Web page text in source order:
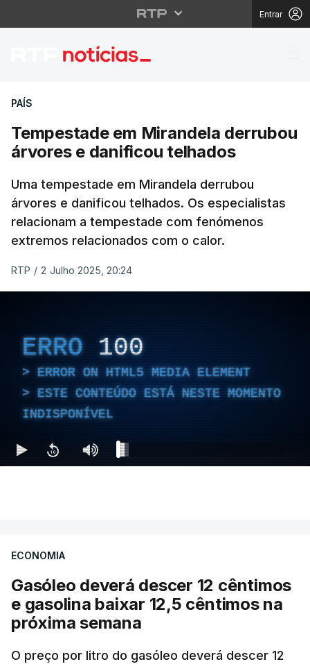
Entrar
Tempestade em
PAÍS
Tempestade em Mirandela derrubou
árvores e danificou telhados
Uma tempestade em Mirandela derrubou
árvores e danificou telhados. Os especialistas
relacionam a tempestade com fenómenos
extremos relacionados com o calor.
RTP / 2 Julho 2025, 20:24
ERRO 100
ERROR ON HTML5 MEDIA ELEMENT
ESTE CONTEÚDO ESTÁ NESTE MOMENTO
INDISPONÍVEL
ECONOMIA
Gasóleo deverá descer 12 cêntimos
e gasolina baixar 12,5 cêntimos na
próxima semana
O preço por litro do gasóleo deverá descer 12